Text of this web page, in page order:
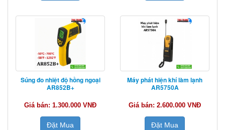
Súng đo nhiệt độ hồng ngoại
AR852B+
Giá bán: 1.300.000 VNĐ
Đặt Mua
Máy phát hiện khí làm lạnh
AR5750A
Giá bán: 2.600.000 VNĐ
Đặt Mua